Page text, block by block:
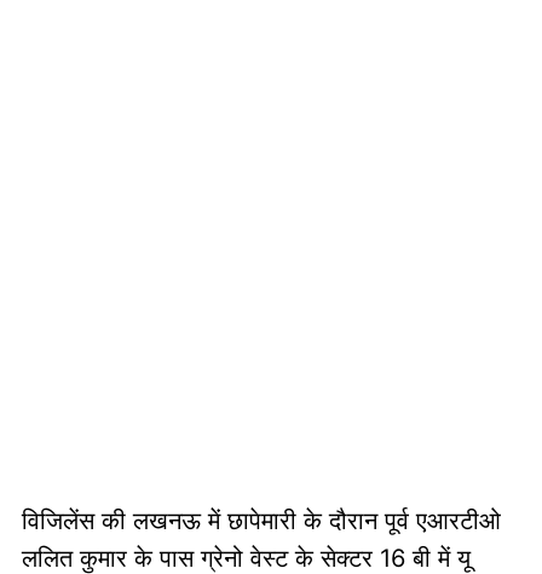
विजिलेंस की लखनऊ में छापेमारी के दौरान पूर्व एआरटीओ
ललित कुमार के पास ग्रेनो वेस्ट के सेक्टर 16 बी में यू